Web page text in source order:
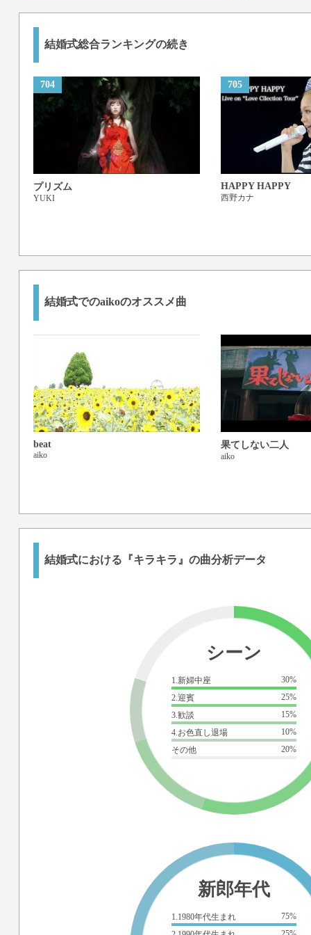
結婚式総合ランキングの続き
704
プリズム
YUKI
705
HAPPY HAPPY
西野カナ
結婚式でのaikoのオススメ曲
beat
aiko
果てしない二人
aiko
結婚式における『キラキラ』の曲分析データ
シーン
1.新婦中座
30%
2.迎賓
25%
3.歓談
15%
4.お色直し退場
10%
その他
20%
新郎年代
1.1980年代生まれ
75%